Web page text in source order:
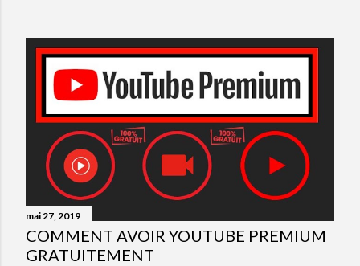
mai 27, 2019
COMMENT AVOIR YOUTUBE PREMIUM
GRATUITEMENT